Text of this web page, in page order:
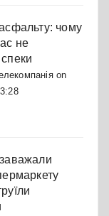
чому
не
on